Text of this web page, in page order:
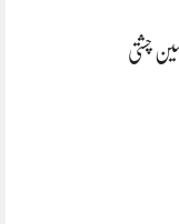
چشتی